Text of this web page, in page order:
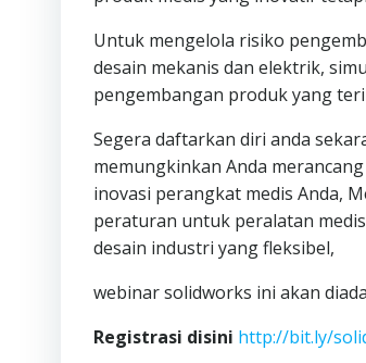
Untuk mengelola risiko
desain mekanis dan elektrik,
pengembangan produk yang
Segera daftarkan diri anda
memungkinkan Anda
inovasi perangkat medis Anda,
peraturan untuk peralatan
desain industri yang fleksibel,
webinar solidworks ini akan
Registrasi disini http://bit.ly/